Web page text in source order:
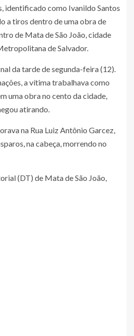
identificado como Ivanildo Santos
a tiros dentro de uma obra de
de Mata de São João, cidade
de Salvador.
da tarde de segunda-feira (12).
a vítima trabalhava como
uma obra no cento da cidade,
atirando.
na Rua Luiz Antônio Garcez,
na cabeça, morrendo no
(DT) de Mata de São João,